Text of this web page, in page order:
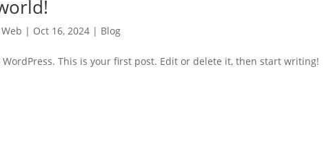
| Oct 16, 2024 | Blog
WordPress. This is your first post. Edit or delete it, then start writing!